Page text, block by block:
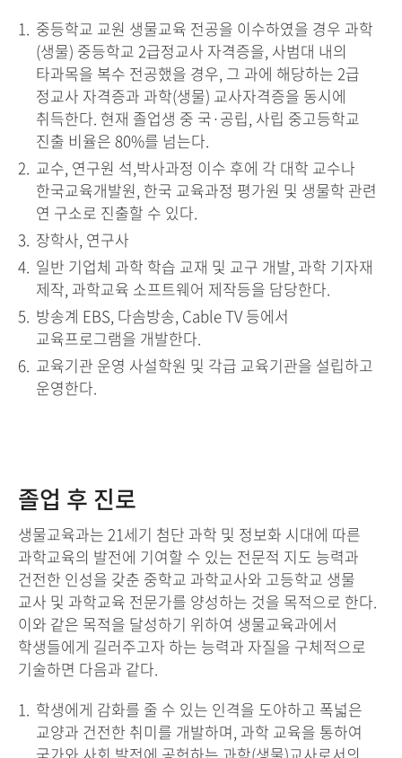
중등학교 교원 생물교육 전공을 이수하였을 경우 과학
(생물) 중등학교 2급정교사 자격증을, 사범대 내의
타과목을 복수 전공했을 경우, 그 과에 해당하는 2급
정교사 자격증과 과학(생물) 교사자격증을 동시에
취득한다. 현재 졸업생 중 국·공립, 사립 중고등학교
진출 비율은 80%를 넘는다.
교수, 연구원 석,박사과정 이수 후에 각 대학 교수나
한국교육개발원, 한국 교육과정 평가원 및 생물학 관련
연 구소로 진출할 수 있다.
장학사, 연구사
일반 기업체 과학 학습 교재 및 교구 개발, 과학 기자재
제작, 과학교육 소프트웨어 제작등을 담당한다.
방송계 EBS, 다솜방송, Cable TV 등에서
교육프로그램을 개발한다.
교육기관 운영 사설학원 및 각급 교육기관을 설립하고
운영한다.
졸업 후 진로
생물교육과는 21세기 첨단 과학 및 정보화 시대에 따른
과학교육의 발전에 기여할 수 있는 전문적 지도 능력과
건전한 인성을 갖춘 중학교 과학교사와 고등학교 생물
교사 및 과학교육 전문가를 양성하는 것을 목적으로 한다.
이와 같은 목적을 달성하기 위하여 생물교육과에서
학생들에게 길러주고자 하는 능력과 자질을 구체적으로
기술하면 다음과 같다.
학생에게 감화를 줄 수 있는 인격을 도야하고 폭넓은
교양과 건전한 취미를 개발하며, 과학 교육을 통하여